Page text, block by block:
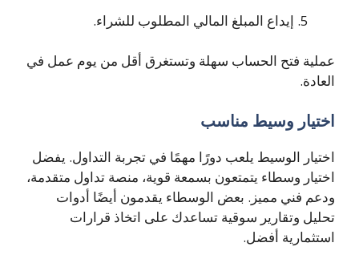
إيداع المبلغ المالي المطلوب للشراء.
عملية فتح الحساب سهلة وتستغرق أقل من يوم عمل في
العادة.
اختيار وسيط مناسب
اختيار الوسيط يلعب دورًا مهمًا في تجربة التداول. يفضل
اختيار وسطاء يتمتعون بسمعة قوية، منصة تداول متقدمة،
ودعم فني مميز. بعض الوسطاء يقدمون أيضًا أدوات
تحليل وتقارير سوقية تساعدك على اتخاذ قرارات
استثمارية أفضل.